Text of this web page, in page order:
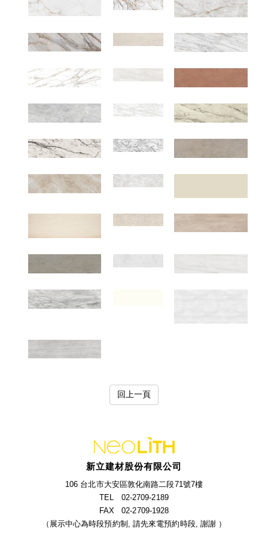
回上一頁
新立建材股份有限公司
106 台北市大安區敦化南路二段71號7樓
TEL 02-2709-2189
FAX 02-2709-1928
（展示中心為時段預約制, 請先來電預約時段, 謝謝 ）